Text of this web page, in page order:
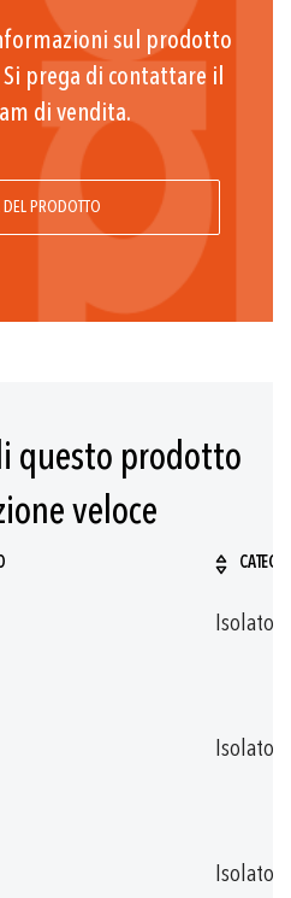
sul prodotto
Si prega di contattare il
di vendita.
PRODOTTO
questo prodotto
veloce